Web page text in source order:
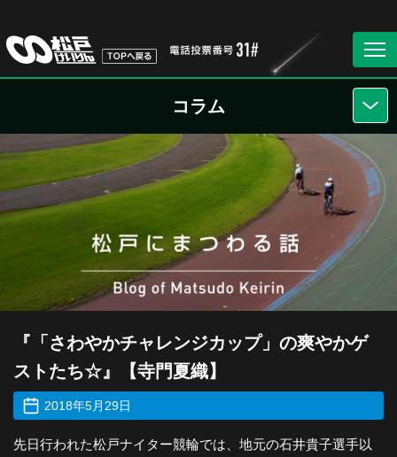
コラム
『「さわやかチャレンジカップ」の爽やかゲ
ストたち☆』【寺門夏織】
2018年5月29日
先日行われた松戸ナイター競輪では、地元の石井貴子選手以